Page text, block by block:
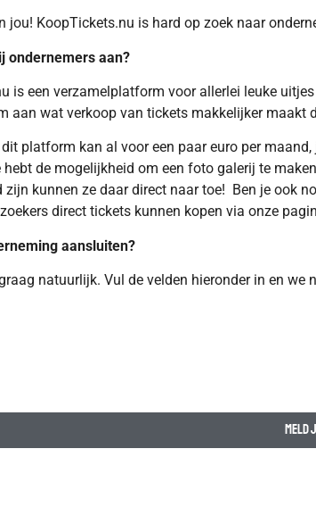
jou! KoopTickets.nu is hard op zoek naar
ondernemers aan?
is een verzamelplatform voor allerlei leuke
aan wat verkoop van tickets makkelijker maakt
platform kan al voor een paar euro per
hebt de mogelijkheid om een foto galerij te
zijn kunnen ze daar direct naar toe! Ben je ook
direct tickets kunnen kopen via onze
aansluiten?
natuurlijk. Vul de velden hieronder in en
Meld